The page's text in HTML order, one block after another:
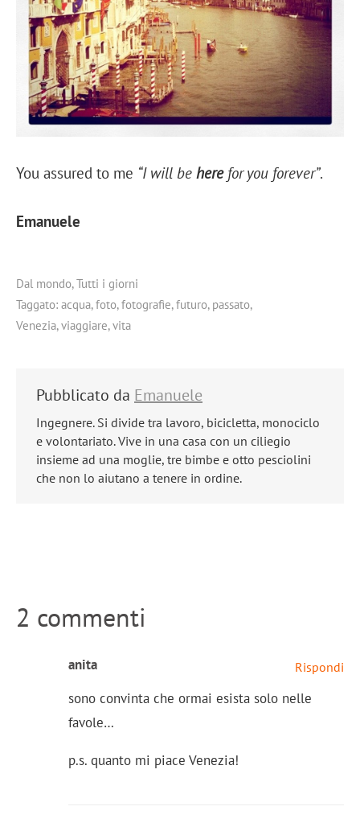
You assured to me “I will be herefor you forever”.
Emanuele
Dal mondo,Tutti i giorni
Taggato: acqua,foto,fotografie,futuro, passato,
Venezia,viaggiare,vita
Pubblicato da Emanuele
Ingegnere. Si divide tra lavoro, bicicletta, monociclo
e volontariato. Vive in una casa con un ciliegio
insieme ad una moglie, tre bimbe e otto pesciolini
che non lo aiutano a tenere in ordine.
2 commenti
anita Rispondi
sono convinta che ormai esista solo nelle
favole…
p.s. quanto mi piace Venezia!